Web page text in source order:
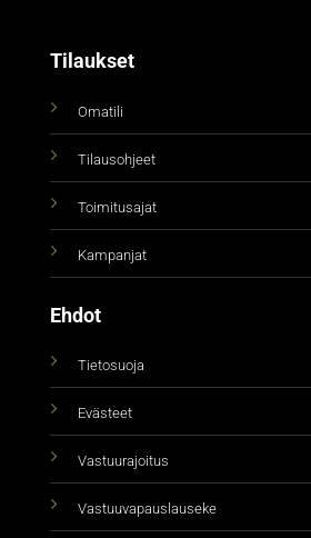
Tilaukset
Omatili
Tilausohjeet
Toimitusajat
Kampanjat
Ehdot
Tietosuoja
Evästeet
Vastuurajoitus
Vastuuvapauslauseke